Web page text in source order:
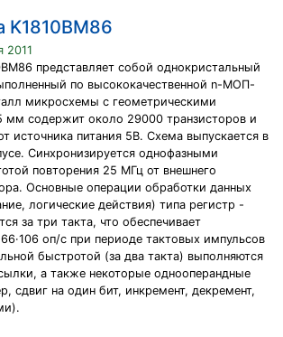
K1810ВМ86
2011
представляет собой однокристальный
по высококачественной n-МОП-
микросхемы с геометрическими
мм содержит около 29000 транзисторов и
источника питания 5B. Схема выпускается в
Синхронизируется однофазными
повторения 25 МГц от внешнего
Основные операции обработки данных
логические действия) типа регистр -
за три такта, что обеспечивает
оп/с при периоде тактовых импульсов
быстротой (за два такта) выполняются
а также некоторые однооперандные
сдвиг на один бит, инкремент, декремент,